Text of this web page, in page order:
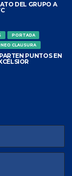
DEL GRUPO A
PORTADA
CLAUSURA
PUNTOS EN